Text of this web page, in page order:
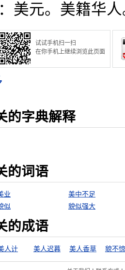
美元。美籍华
试试手机扫一扫
在你手机上继续浏览此页面
的字典解释
的词语
业
美中不足
似 貌似强大
的成语
人计 美人迟暮 美人香草 貌不